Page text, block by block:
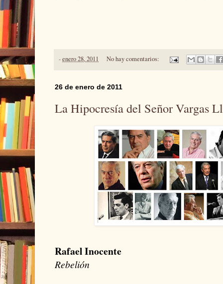
-enero 28, 2011 No hay comentarios:
26 de enero de 2011
La Hipocresía del Señor Vargas
Rafael Inocente
Rebelión